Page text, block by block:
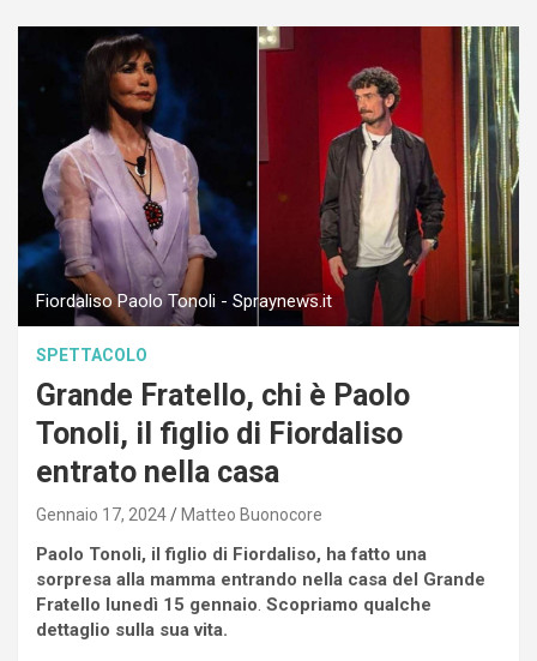
Fiordaliso Paolo Tonoli - Spraynews.it
SPETTACOLO
Grande Fratello, chi è Paolo
Tonoli, il figlio di Fiordaliso
entrato nella casa
Gennaio 17, 2024 Matteo Buonocore
Paolo Tonoli, il figlio di Fiordaliso, ha fatto una
sorpresa alla mamma entrando nella casa del Grande
Fratello lunedì 15 gennaio. Scopriamo qualche
dettaglio sulla sua vita.